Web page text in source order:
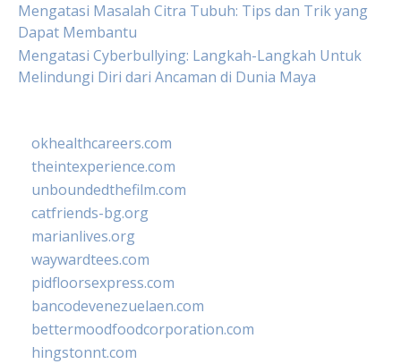
Mengatasi Masalah Citra Tubuh: Tips dan Trik yang
Dapat Membantu
Mengatasi Cyberbullying: Langkah-Langkah Untuk
Melindungi Diri dari Ancaman di Dunia Maya
okhealthcareers.com
theintexperience.com
unboundedthefilm.com
catfriends-bg.org
marianlives.org
waywardtees.com
pidfloorsexpress.com
bancodevenezuelaen.com
bettermoodfoodcorporation.com
hingstonnt.com